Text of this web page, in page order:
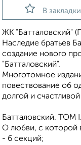
В закладки
ЖК "Батталовский"
Наследие братьев
создание нового
"Батталовский".
Многотомное
повествование об
долгой и
Батталовский. ТОМ
О любви, с которой
- 6 секций;